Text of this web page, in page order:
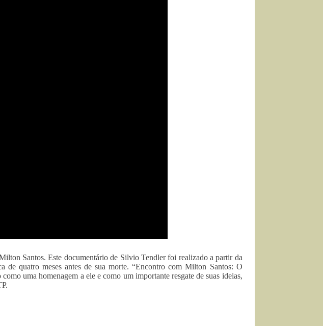
Santos. Este documentário de Silvio Tendler foi realizado a partir da
de quatro meses antes de sua morte. “Encontro com Milton Santos: O
uma homenagem a ele e como um importante resgate de suas ideias,